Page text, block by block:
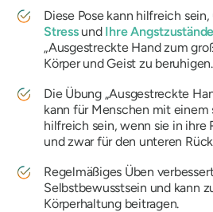
Diese Pose kann hilfreich
Stressund Ihre Angstzustände
„Ausgestreckte Hand zum
Körper und Geist zu beruhigen.
Die Übung „Ausgestreckte
kann für Menschen mit einem
hilfreich sein, wenn sie in ihre
und zwar für den unteren
Regelmäßiges Üben
Selbstbewusstsein und kann
Körperhaltung beitragen.